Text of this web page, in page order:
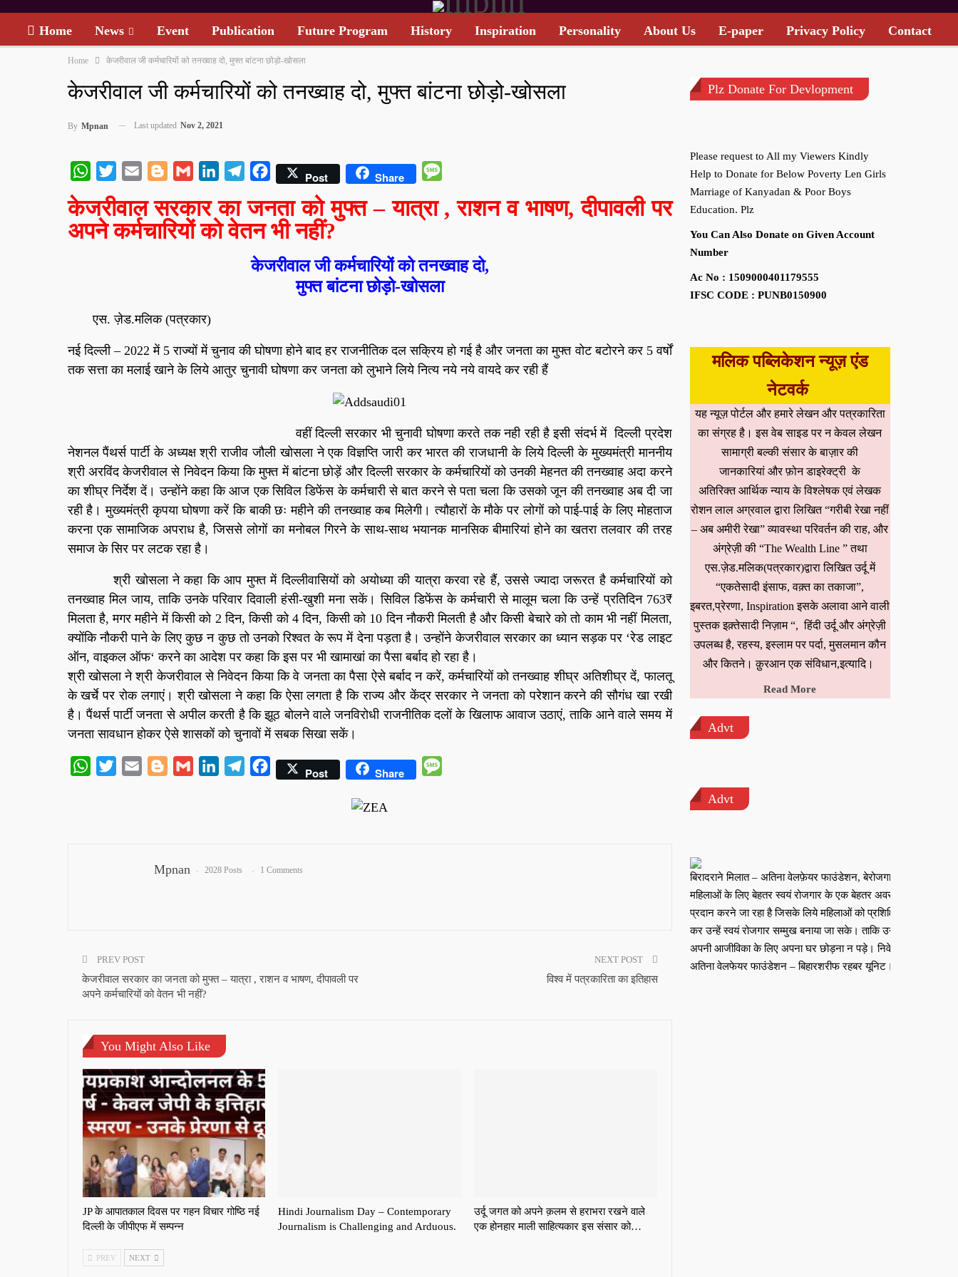
Home News Event Publication Future Program History Inspiration Personality About Us E-paper Privacy Policy Contact
Home केजरीवाल जी कर्मचारियों को तनख्वाह दो, मुफ्त बांटना छोड़ो-खोसला
केजरीवाल जी कर्मचारियों को तनख्वाह दो, मुफ्त बांटना छोड़ो-खोसला
By Mpnan Last updated Nov 2, 2021
WhatsApp
Twitter Email BloggerGmail LinkedInTelegramFacebookPost Share
केजरीवाल सरकार का जनता को मुफ्त – यात्रा , राशन व भाषण, दीपावली पर
अपने कर्मचारियों को वेतन भी नहीं?
केजरीवाल जी कर्मचारियों को तनख्वाह दो,
मुफ्त बांटना छोड़ो-खोसला
एस. ज़ेड.मलिक (पत्रकार)
नई दिल्ली – 2022 में 5 राज्यों में चुनाव की घोषणा होने बाद हर राजनीतिक दल सक्रिय हो गई है और जनता का मुफ्त वोट बटोरने कर 5 वर्षों
तक सत्ता का मलाई खाने के लिये आतुर चुनावी घोषणा कर जनता को लुभाने लिये नित्य नये नये वायदे कर रही हैं
वहीं दिल्ली सरकार भी चुनावी घोषणा करते तक नही रही है इसी संदर्भ में दिल्ली प्रदेश
नेशनल पैंथर्स पार्टी के अध्यक्ष श्री राजीव जौली खोसला ने एक विज्ञप्ति जारी कर भारत की राजधानी के लिये दिल्ली के मुख्यमंत्री माननीय
श्री अरविंद केजरीवाल से निवेदन किया कि मुफ्त में बांटना छोड़ें और दिल्ली सरकार के कर्मचारियों को उनकी मेहनत की तनख्वाह अदा करने
का शीघ्र निर्देश दें। उन्होंने कहा कि आज एक सिविल डिफेंस के कर्मचारी से बात करने से पता चला कि उसको जून की तनख्वाह अब दी जा
रही है। मुख्यमंत्री कृपया घोषणा करें कि बाकी छः महीने की तनख्वाह कब मिलेगी। त्यौहारों के मौके पर लोगों को पाई-पाई के लिए मोहताज
करना एक सामाजिक अपराध है, जिससे लोगों का मनोबल गिरने के साथ-साथ भयानक मानसिक बीमारियां होने का खतरा तलवार की तरह
समाज के सिर पर लटक रहा है।
श्री खोसला ने कहा कि आप मुफ्त में दिल्लीवासियों को अयोध्या की यात्रा करवा रहे हैं, उससे ज्यादा जरूरत है कर्मचारियों को
तनख्वाह मिल जाय, ताकि उनके परिवार दिवाली हंसी-खुशी मना सकें। सिविल डिफेंस के कर्मचारी से मालूम चला कि उन्हें प्रतिदिन 763₹
मिलता है, मगर महीने में किसी को 2 दिन, किसी को 4 दिन, किसी को 10 दिन नौकरी मिलती है और किसी बेचारे को तो काम भी नहीं मिलता,
क्योंकि नौकरी पाने के लिए कुछ न कुछ तो उनको रिश्वत के रूप में देना पड़ता है। उन्होंने केजरीवाल सरकार का ध्यान सड़क पर ‘रेड लाइट
ऑन, वाइकल ऑफ‘ करने का आदेश पर कहा कि इस पर भी खामाखां का पैसा बर्बाद हो रहा है।
श्री खोसला ने श्री केजरीवाल से निवेदन किया कि वे जनता का पैसा ऐसे बर्बाद न करें, कर्मचारियों को तनख्वाह शीघ्र अतिशीघ्र दें, फालतू
के खर्चे पर रोक लगाएं। श्री खोसला ने कहा कि ऐसा लगता है कि राज्य और केंद्र सरकार ने जनता को परेशान करने की सौगंध खा रखी
है। पैंथर्स पार्टी जनता से अपील करती है कि झूठ बोलने वाले जनविरोधी राजनीतिक दलों के खिलाफ आवाज उठाएं, ताकि आने वाले समय में
जनता सावधान होकर ऐसे शासकों को चुनावों में सबक सिखा सकें।
WhatsApp
Twitter Email BloggerGmail LinkedInTelegramFacebookPost Share
Mpnan 2028 Posts 1 Comments
PREV POST
केजरीवाल सरकार का जनता को मुफ्त – यात्रा , राशन व भाषण, दीपावली पर
अपने कर्मचारियों को वेतन भी नहीं?
NEXT POST
विश्व में पत्रकारिता का इतिहास
You Might Also Like
JP के आपातकाल दिवस पर गहन विचार गोष्ठि नई
दिल्ली के जीपीएफ में सम्पन्न
Hindi Journalism Day – Contemporary
Journalism is Challenging and Arduous.
उर्दू जगत को अपने क़लम से हराभरा रखने वाले
एक होनहार माली साहित्यकार इस संसार को…
PREV NEXT
Plz Donate For Devlopment
Please request to All my Viewers Kindly
Help to Donate for Below Poverty Len Girls
Marriage of Kanyadan & Poor Boys
Education. Plz
You Can Also Donate on Given Account
Number
Ac No : 1509000401179555
IFSC CODE : PUNB0150900
मलिक पब्लिकेशन न्यूज़ एंड
नेटवर्क
यह न्यूज़ पोर्टल और हमारे लेखन और पत्रकारिता
का संग्रह है। इस वेब साइड पर न केवल लेखन
सामाग्री बल्की संसार के बाज़ार की
जानकारियां और फ़ोन डाइरेक्ट्री के
अतिरिक्त आर्थिक न्याय के विश्लेषक एवं लेखक
रोशन लाल अग्रवाल द्वारा लिखित “गरीबी रेखा नहीं
– अब अमीरी रेखा” व्यावस्था परिवर्तन की राह, और
अंग्रेज़ी की “The Wealth Line ” तथा
एस.ज़ेड.मलिक(पत्रकार)द्वारा लिखित उर्दू में
“एकतेसादी इंसाफ, वक़्त का तकाजा”,
इबरत,प्रेरणा, Inspiration इसके अलावा आने वाली
पुस्तक इक़्तेसादी निज़ाम “, हिंदी उर्दू और अंग्रेज़ी
उपलब्ध है, रहस्य, इस्लाम पर पर्दा, मुसलमान कौन
और कितने। क़ुरआन एक संविधान,इत्यादि।
Read More
Advt
Advt
बिरादराने मिलात – अतिना वेलफ़ेयर फाउंडेशन, बेरोजगार
महिलाओं के लिए बेहतर स्वयं रोजगार के एक बेहतर अवसर
प्रदान करने जा रहा है जिसके लिये महिलाओं को प्रशिक्षित
कर उन्हें स्वयं रोजगार सम्मुख बनाया जा सके। ताकि उन्हें
अपनी आजीविका के लिए अपना घर छोड़ना न पड़े। निवेदक –
अतिना वेलफेयर फाउंडेशन – बिहारशरीफ रहबर यूनिट।